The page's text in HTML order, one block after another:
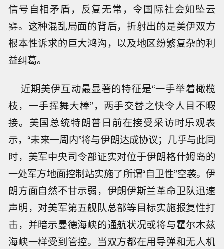
信号自相矛盾，反复无常，令国际社会如坠云
雾。这种混乱局面的背后，折射出的是美伊双方
根本性诉求的巨大鸿沟，以及地区纷繁复杂的利
益纠葛。
近期美伊互动最显著的特征是“一手举着橄榄
枝，一手挥舞大棒”，两手交替之快令人目不暇
接。美国总统特朗普日前在接受采访时乐观表
示，“未来一周内”将与伊朗达成协议；几乎与此同
时，美军中央司令部证实对位于伊朗格什姆岛的
一处军方地面控制站实施了所谓“自卫性”空袭。伊
朗方面自然不甘示弱，伊朗伊斯兰革命卫队迅速
声明，对美军第五舰队总部等目标实施报复性打
击，并暗示曼德海峡的通航状况或将与霍尔木兹
海峡一样受到管控。当双方都在用导弹和无人机